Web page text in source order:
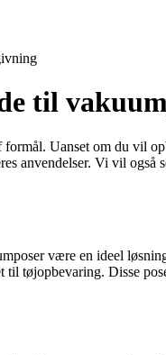
til
Uanset om du vil
anvendelser. Vi vil
være en ideel
tøjopbevaring. Disse